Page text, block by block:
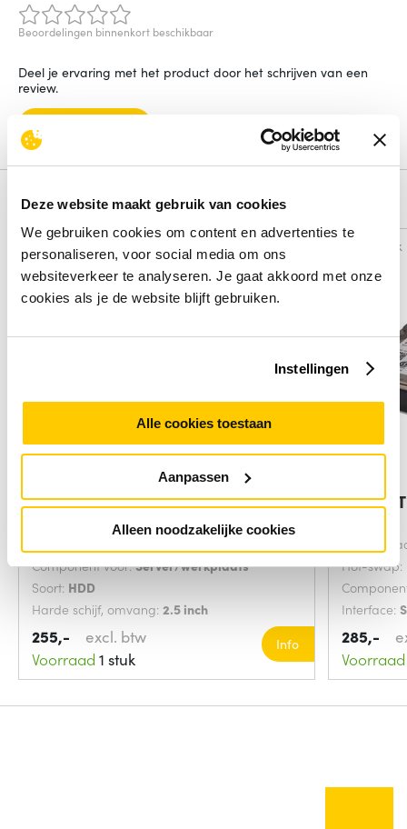
Deze website maakt gebruik van cookies
We gebruiken cookies om content en advertenties te
personaliseren, voor social media om ons
websiteverkeer te analyseren. Je gaat akkoord met onze
cookies als je de website blijft gebruiken.
Instellingen
Alle cookies toestaan
Aanpassen
Alleen noodzakelijke cookies
Beoordelingen binnenkort beschikbaar
Deel je ervaring met het product door het schrijven van een
review.
Schrijf een review
Alternatieven
Vergelijk
Lenovo 1200GB SAS 10000RPM
2.5" interne
Component voor:Server/werkplaats
Soort: HDD
Harde schijf, omvang: 2.5 inch
255,-
excl. btw
Voorraad 1 stuk
Info
Vergelijk
IBM
HDD
Hot-swap:
Interface:
285,-
Voorraad